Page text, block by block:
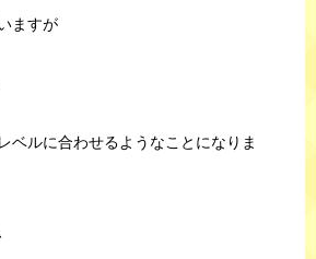
ますが
ベルに合わせるようなことになりま